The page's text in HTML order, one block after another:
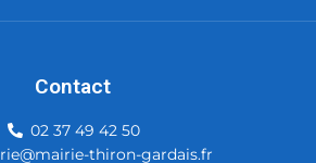
Contact
02 37 49 42 50
thiron-gardais.fr